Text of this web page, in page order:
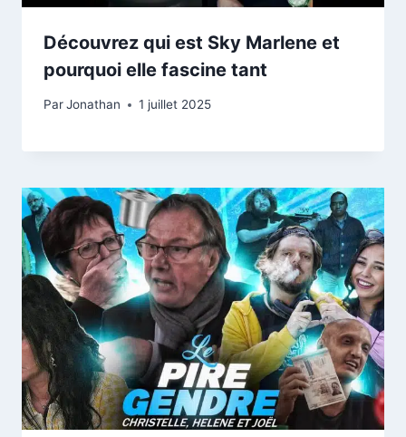
Découvrez qui est Sky Marlene et
pourquoi elle fascine tant
ParJonathan 1 juillet 2025